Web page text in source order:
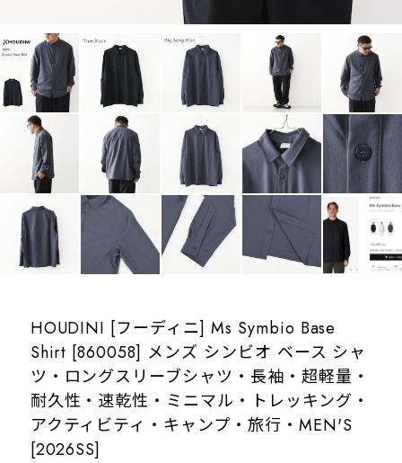
HOUDINI [フーディニ] Ms Symbio Base
Shirt [860058] メンズ シンビオ ベース シャ
ツ・ロングスリーブシャツ・長袖・超軽量・
耐久性・速乾性・ミニマル・トレッキング・
アクティビティ・キャンプ・旅行・MEN'S
[2026SS]